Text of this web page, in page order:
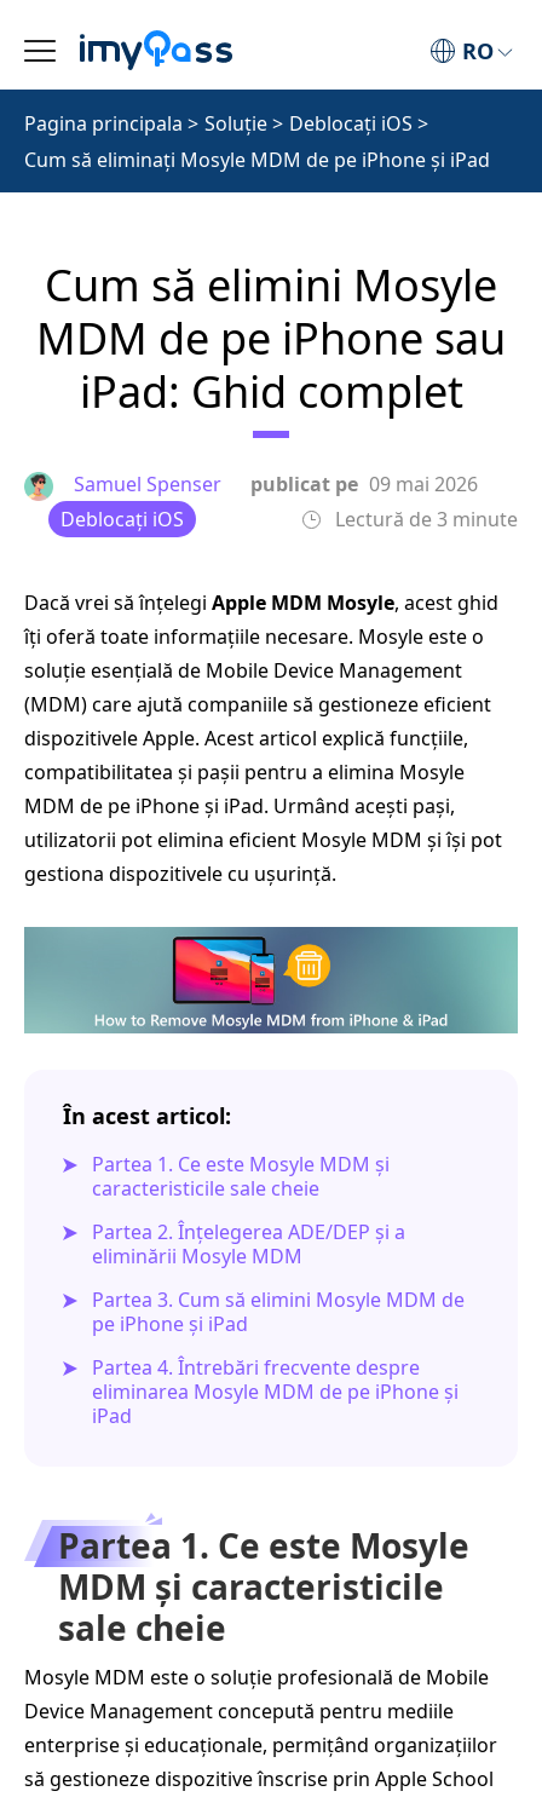
RO
Pagina principala > Soluţie> Deblocați iOS >
Cum să eliminați Mosyle MDM de pe iPhone și iPad
Cum să elimini Mosyle
MDM de pe iPhone sau
iPad: Ghid complet
Samuel Spenser publicat pe 09 mai 2026
Deblocați iOS
Lectură de 3 minute
Dacă vrei să înțelegi Apple MDM Mosyle, acest ghid
îți oferă toate informațiile necesare. Mosyle este o
soluție esențială de Mobile Device Management
(MDM) care ajută companiile să gestioneze eficient
dispozitivele Apple. Acest articol explică funcțiile,
compatibilitatea și pașii pentru a elimina Mosyle
MDM de pe iPhone și iPad. Urmând acești pași,
utilizatorii pot elimina eficient Mosyle MDM și își pot
gestiona dispozitivele cu ușurință.
În acest articol:
Partea 1. Ce este Mosyle MDM și
caracteristicile sale cheie
Partea 2. Înțelegerea ADE/DEP și a
eliminării Mosyle MDM
Partea 3. Cum să elimini Mosyle MDM de
pe iPhone și iPad
Partea 4. Întrebări frecvente despre
eliminarea Mosyle MDM de pe iPhone și
iPad
Partea 1. Ce este Mosyle
MDM și caracteristicile
sale cheie
Mosyle MDM este o soluție profesională de Mobile
Device Management concepută pentru mediile
enterprise și educaționale, permițând organizațiilor
să gestioneze dispozitive înscrise prin Apple School